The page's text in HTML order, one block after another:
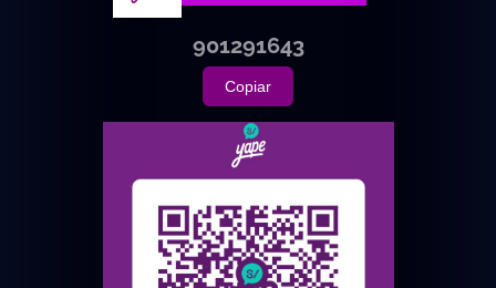
901291643
Copiar